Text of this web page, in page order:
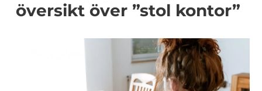
översikt över ”stol kontor”